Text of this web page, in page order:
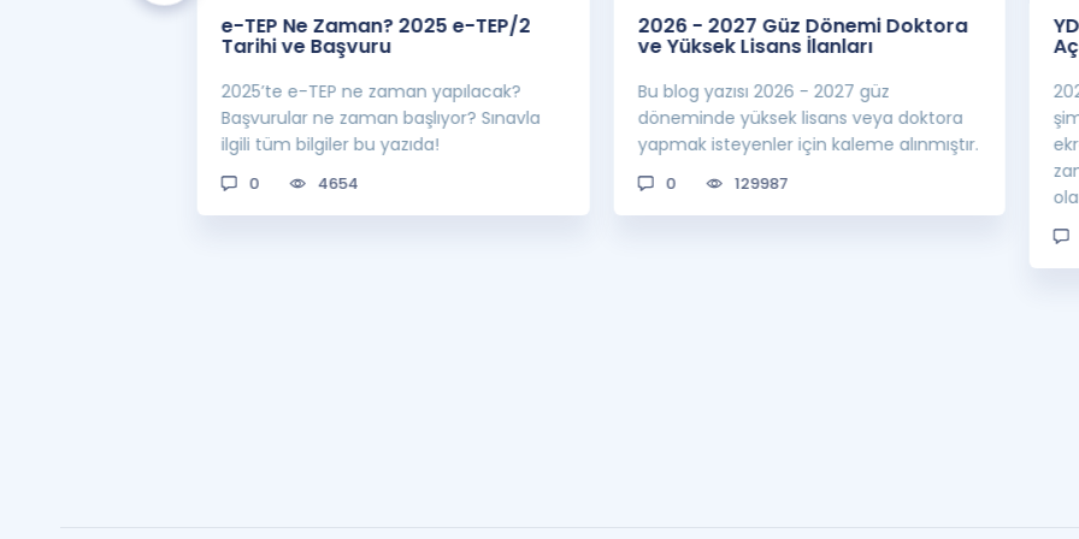
e-TEP Ne Zaman? 2025 e-TEP/2
Tarihi ve Başvuru
2025’te e-TEP ne zaman yapılacak?
Başvurular ne zaman başlıyor? Sınavla
ilgili tüm bilgiler bu yazıda!
0 4654
2026 - 2027 Güz Dönemi Doktora
ve Yüksek Lisans İlanları
Bu blog yazısı 2026 - 2027 güz
döneminde yüksek lisans veya doktora
yapmak isteyenler için kaleme alınmıştır.
0 129987